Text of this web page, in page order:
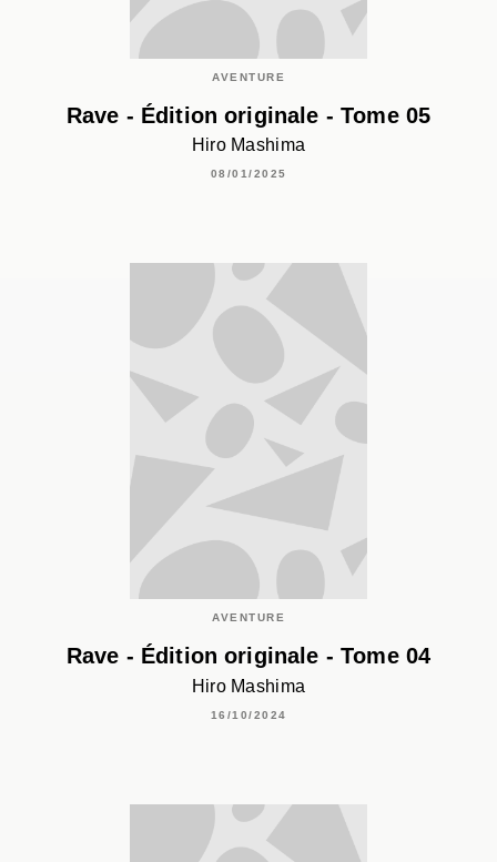
AVENTURE
Rave - Édition originale - Tome 05
Hiro Mashima
08/01/2025
AVENTURE
Rave - Édition originale - Tome 04
Hiro Mashima
16/10/2024